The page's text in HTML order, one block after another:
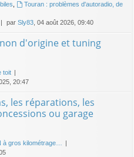
Touran : problèmes d'autoradio, de
par Sly83 , 04 août 2026, 09:40
d'origine et tuning
toit
20:47
les réparations, les
ou garage
à gros kilométrage…